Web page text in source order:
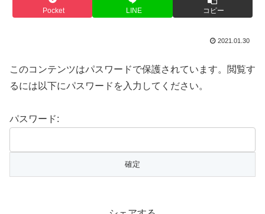
Pocket LINE コピー
2021.01.30
このコンテンツはパスワードで保護されています。閲覧す
るには以下にパスワードを入力してください。
パスワード: